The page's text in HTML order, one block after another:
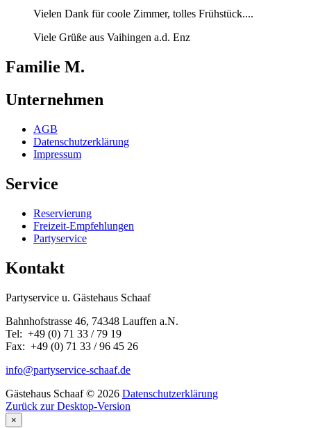
Vielen Dank für coole Zimmer, tolles Frühstück....
Viele Grüße aus Vaihingen a.d. Enz
Familie M.
Unternehmen
AGB
Datenschutzerklärung
Impressum
Service
Reservierung
Freizeit-Empfehlungen
Partyservice
Kontakt
Partyservice u. Gästehaus Schaaf
Bahnhofstrasse 46, 74348 Lauffen a.N.
Tel: +49 (0) 71 33 / 79 19
Fax: +49 (0) 71 33 / 96 45 26
info@partyservice-schaaf.de
Gästehaus Schaaf © 2026 Datenschutzerklärung
Zurück zur Desktop-Version
×